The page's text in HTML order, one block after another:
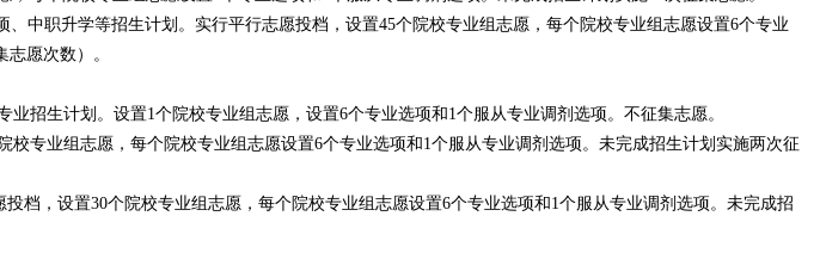
职升学等招生计划。实行平行志愿投档，设置45个院校专业组志愿，每个院校专业组志愿设置6个专业
愿次数）。
生计划。设置1个院校专业组志愿，设置6个专业选项和1个服从专业调剂选项。不征集志愿。
业组志愿，每个院校专业组志愿设置6个专业选项和1个服从专业调剂选项。未完成招生计划实施两次征
，设置30个院校专业组志愿，每个院校专业组志愿设置6个专业选项和1个服从专业调剂选项。未完成招